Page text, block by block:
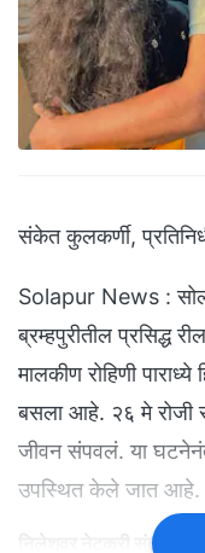
संकेत कुलकर्णी,
Solapur News :
ब्रम्हपुरीतील प्रसिद्ध
मालकीण रोहिणी
बसला आहे. २६ मे रोजी
जीवन संपवलं. या
उपस्थित केले जात आहे.
निलेशवर नेटकरी संतापले...